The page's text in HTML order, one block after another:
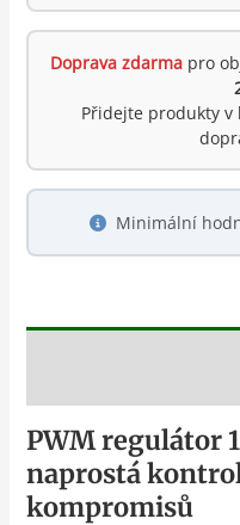
Doprava zdarmapro
Přidejte produkty v
Minimální
PWM regulátor
naprostá
kompromisů